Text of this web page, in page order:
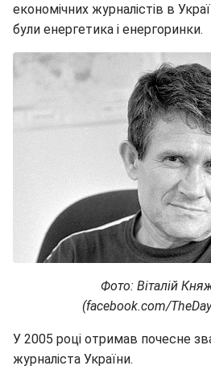
економічних журналістів в
були енергетика і енергоринки.
Фото: Віталій
(facebook.com/
У 2005 році отримав почесне
журналіста України.